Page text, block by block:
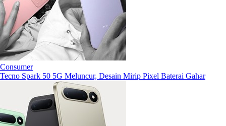
Consumer
Tecno Spark 50 5G Meluncur, Desain Mirip Pixel Baterai Gahar